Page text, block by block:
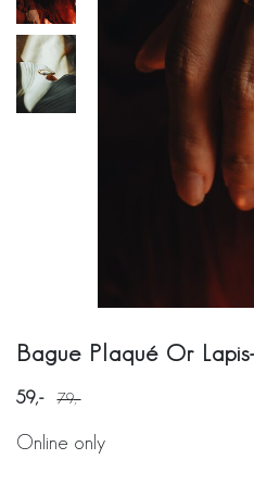
Bague Plaqué Or
59 79
Online only